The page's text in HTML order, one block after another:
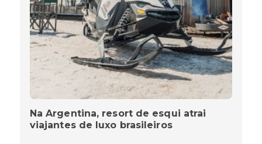
Na Argentina, resort de esqui atrai
viajantes de luxo brasileiros